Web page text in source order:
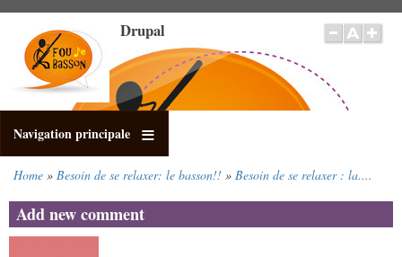
main
content
Drupal
Navigation principale
Home Besoin de se relaxer: le basson!! Besoin de se relaxer : la....
Add new comment